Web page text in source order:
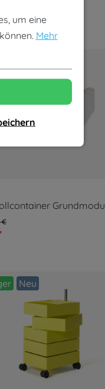
€
Neu
um eine
Mehr